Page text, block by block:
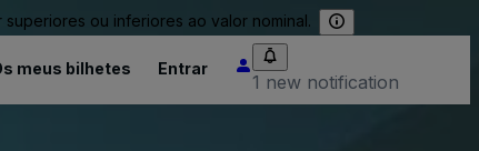
ou inferiores ao valor nominal.
meus bilhetes Entrar
1 new notification